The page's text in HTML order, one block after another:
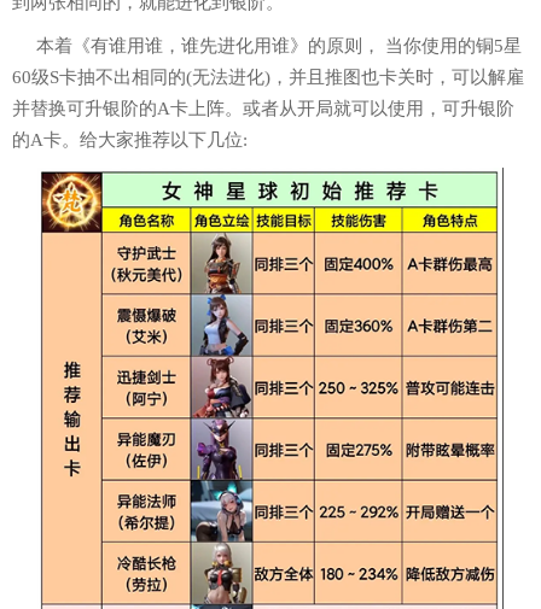
本着《有谁用谁，谁先进化用谁》的原则， 当你使用的铜5星
60级S卡抽不出相同的(无法进化)，并且推图也卡关时，可以解雇
并替换可升银阶的A卡上阵。或者从开局就可以使用，可升银阶
的A卡。给大家推荐以下几位: